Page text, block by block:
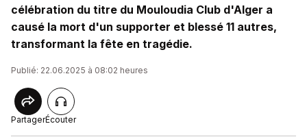
célébration du titre du Mouloudia Club d'Alger a
causé la mort d'un supporter et blessé 11 autres,
transformant la fête en tragédie.
Publié: 22.06.2025 à 08:02 heures
PartagerÉcouter